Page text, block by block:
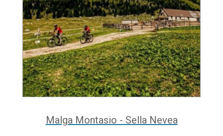
Malga Montasio - Sella Nevea